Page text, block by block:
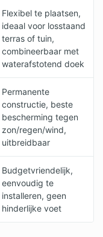
Flexibel te plaatsen,
ideaal voor losstaand
terras of tuin,
combineerbaar met
waterafstotend doek
Permanente
constructie, beste
bescherming tegen
zon/regen/wind,
uitbreidbaar
Budgetvriendelijk,
eenvoudig te
installeren, geen
hinderlijke voet